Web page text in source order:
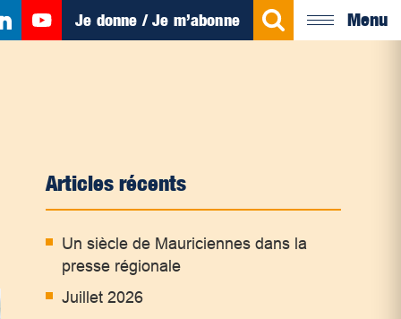
Je donne / Je m’abonne Menu
Articles récents
Un siècle de Mauriciennes dans la
presse régionale
Juillet 2026